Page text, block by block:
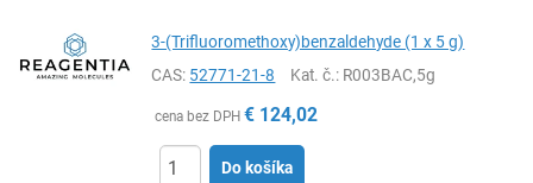
3-(Trifluoromethoxy)benzaldehyde (1 x 5 g)
CAS: 52771-21-8 Kat. č.: R003BAC,5g
cena bez DPH € 124,02
Do košíka